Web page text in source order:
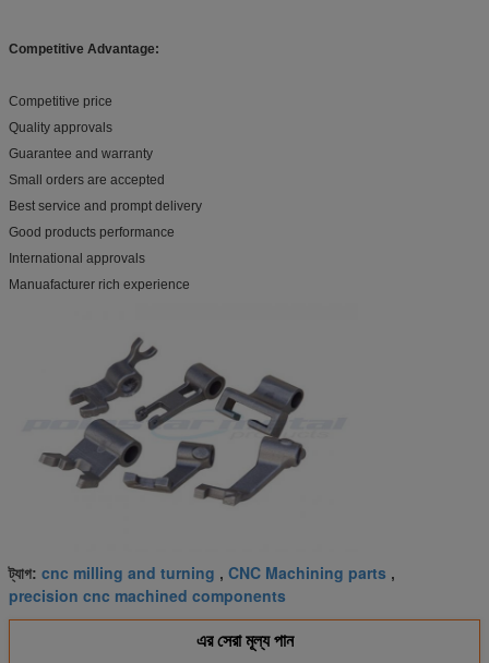
Competitive Advantage:
Competitive price
Quality approvals
Guarantee and warranty
Small orders are accepted
Best service and prompt delivery
Good products performance
International approvals
Manuafacturer rich experience
ট্যাগ: cnc milling and turning , CNC Machining parts ,
precision cnc machined components
এর সেরা মূল্য পান